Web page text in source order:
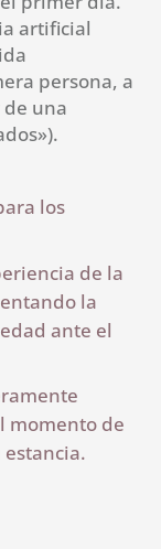
artificial
persona, a
una
los
de la
la
ante el
momento de
estancia.